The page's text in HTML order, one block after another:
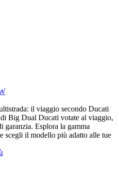
il viaggio secondo Ducati
Big Dual Ducati votate al viaggio,
garanzia. Esplora la gamma
scegli il modello più adatto alle tue